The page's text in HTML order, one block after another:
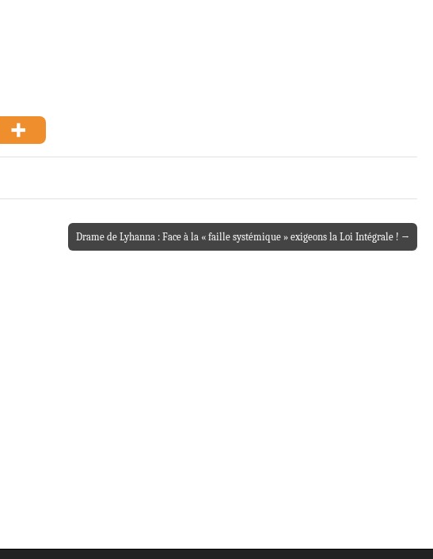
Drame de Lyhanna : Face à la « faille systémique » exigeons la Loi Intégrale ! →